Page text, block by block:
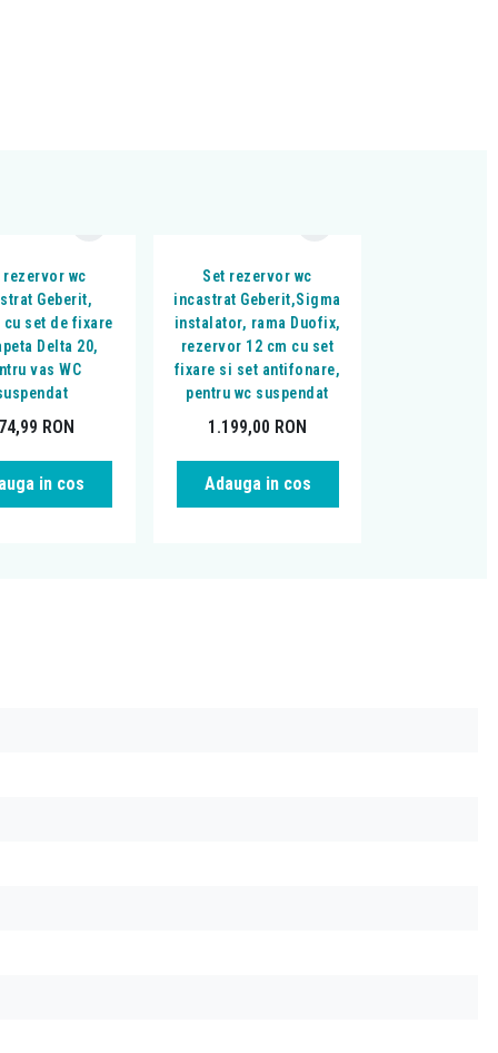
rezervor wc
Geberit,
cu set de fixare
Delta 20,
vas WC
RON
in cos
Set rezervor wc
incastrat Geberit,Sigma
instalator, rama Duofix,
rezervor 12 cm cu set
fixare si set antifonare,
pentru wc suspendat
1.199,00 RON
Adauga in cos